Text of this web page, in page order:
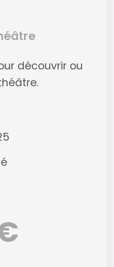
découvrir ou